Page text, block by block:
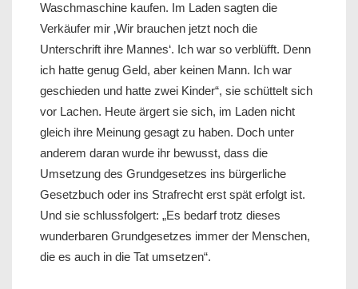
Waschmaschine kaufen. Im Laden sagten die
Verkäufer mir ‚Wir brauchen jetzt noch die
Unterschrift ihre Mannes‘. Ich war so verblüfft. Denn
ich hatte genug Geld, aber keinen Mann. Ich war
geschieden und hatte zwei Kinder“, sie schüttelt sich
vor Lachen. Heute ärgert sie sich, im Laden nicht
gleich ihre Meinung gesagt zu haben. Doch unter
anderem daran wurde ihr bewusst, dass die
Umsetzung des Grundgesetzes ins bürgerliche
Gesetzbuch oder ins Strafrecht erst spät erfolgt ist.
Und sie schlussfolgert: „Es bedarf trotz dieses
wunderbaren Grundgesetzes immer der Menschen,
die es auch in die Tat umsetzen“.